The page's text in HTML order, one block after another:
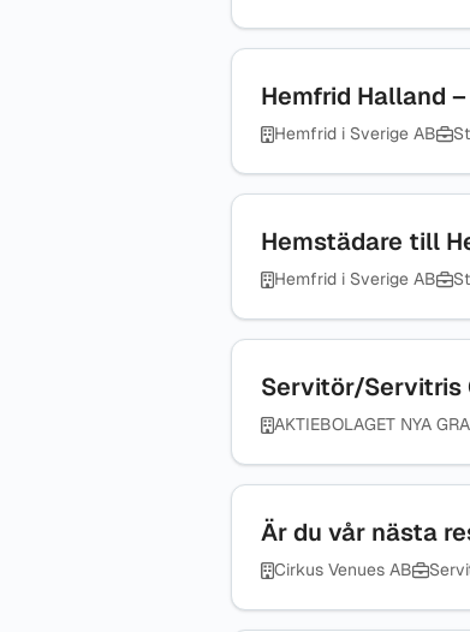
Hemfrid Halland
Hemfrid i Sverige AB
Hemstädare till
Hemfrid i Sverige AB
Servitör/Servitris
AKTIEBOLAGET NYA
Är du vår nästa
Cirkus Venues AB